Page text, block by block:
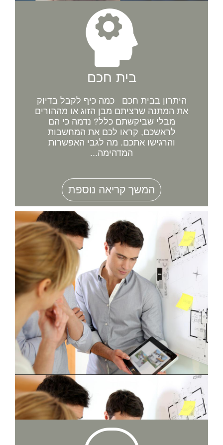
בית חכם
היתרון בבית חכם כמה כיף לקבל בדיוק
את המתנה שרציתם מבן הזוג או מההורים
מבלי שביקשתם כלל? נדמה כי הם
לראשכם, קראו לכם את המחשבות
והרגישו אתכם. מה לגבי האפשרות
המדהימה...
המשך קריאה נוספת